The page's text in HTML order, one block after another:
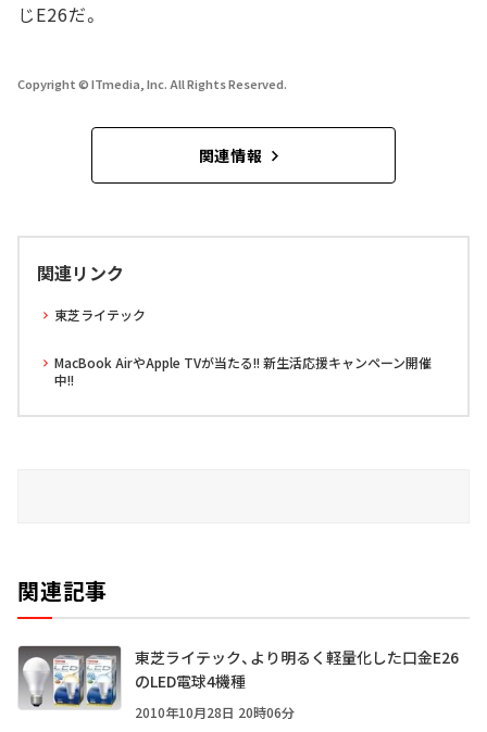
じE26だ。
Copyright © ITmedia, Inc. All Rights Reserved.
関連情報
関連リンク
東芝ライテック
MacBook AirやApple TVが当たる!! 新生活応援キャンペーン開催
中!!
関連記事
東芝ライテック、より明るく軽量化した口金E26
のLED電球4機種
2010年10月28日 20時06分